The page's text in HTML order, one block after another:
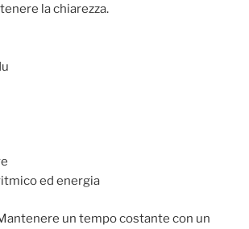
la chiarezza.
ed energia
un tempo costante con un